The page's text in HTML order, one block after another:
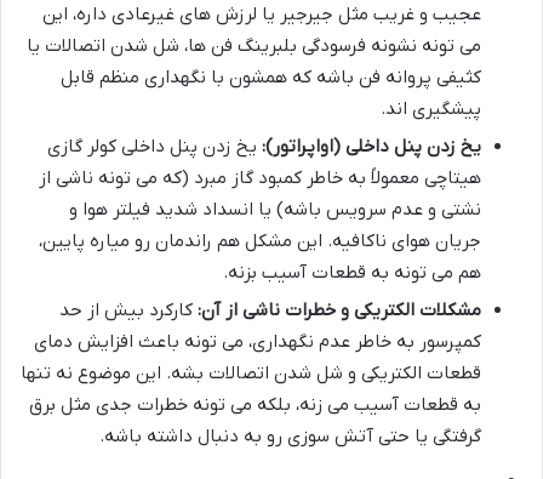
عجیب و غریب مثل جیرجیر یا لرزش های غیرعادی داره، این
می تونه نشونه فرسودگی بلبرینگ فن ها، شل شدن اتصالات یا
کثیفی پروانه فن باشه که همشون با نگهداری منظم قابل
پیشگیری اند.
یخ زدن پنل داخلی (اواپراتور): یخ زدن پنل داخلی کولر گازی
هیتاچی معمولاً به خاطر کمبود گاز مبرد (که می تونه ناشی از
نشتی و عدم سرویس باشه) یا انسداد شدید فیلتر هوا و
جریان هوای ناکافیه. این مشکل هم راندمان رو میاره پایین،
هم می تونه به قطعات آسیب بزنه.
مشکلات الکتریکی و خطرات ناشی از آن: کارکرد بیش از حد
کمپرسور به خاطر عدم نگهداری، می تونه باعث افزایش دمای
قطعات الکتریکی و شل شدن اتصالات بشه. این موضوع نه تنها
به قطعات آسیب می زنه، بلکه می تونه خطرات جدی مثل برق
گرفتگی یا حتی آتش سوزی رو به دنبال داشته باشه.